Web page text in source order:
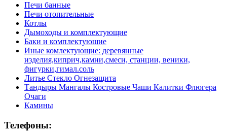
Печи банные
Печи отопительные
Котлы
Дымоходы и комплектующие
Баки и комплектующие
Иные комлектующие: деревянные
изделия,киприч,камни,смеси, станции, веники,
фигурки,гимал.соль
Литье Стекло Огнезащита
Тандыры Мангалы Костровые Чаши Калитки Флюгера
Очаги
Камины
Телефоны: